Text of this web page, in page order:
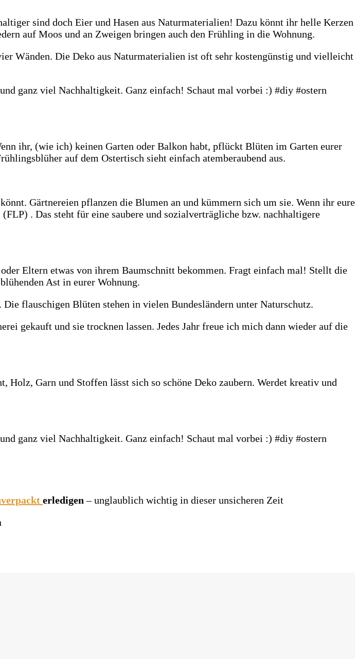
sind doch Eier und Hasen aus Naturmaterialien! Dazu könnt ihr helle Kerzen
auf Moos und an Zweigen bringen auch den Frühling in die Wohnung.
Wänden. Die Deko aus Naturmaterialien ist oft sehr kostengünstig und vielleicht
ihr, (wie ich) keinen Garten oder Balkon habt, pflückt Blüten im Garten eurer
auf dem Ostertisch sieht einfach atemberaubend aus.
Gärtnereien pflanzen die Blumen an und kümmern sich um sie. Wenn ihr eure
. Das steht für eine saubere und sozialverträgliche bzw. nachhaltigere
Eltern etwas von ihrem Baumschnitt bekommen. Fragt einfach mal! Stellt die
Ast in eurer Wohnung.
flauschigen Blüten stehen in vielen Bundesländern unter Naturschutz.
gekauft und sie trocknen lassen. Jedes Jahr freue ich mich dann wieder auf die
Holz, Garn und Stoffen lässt sich so schöne Deko zaubern. Werdet kreativ und
erledigen – unglaublich wichtig in dieser unsicheren Zeit